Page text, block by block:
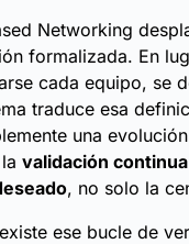
Networking
formalizada. En
cada equipo, se
traduce esa
una
validación
, no solo la
ese bucle de